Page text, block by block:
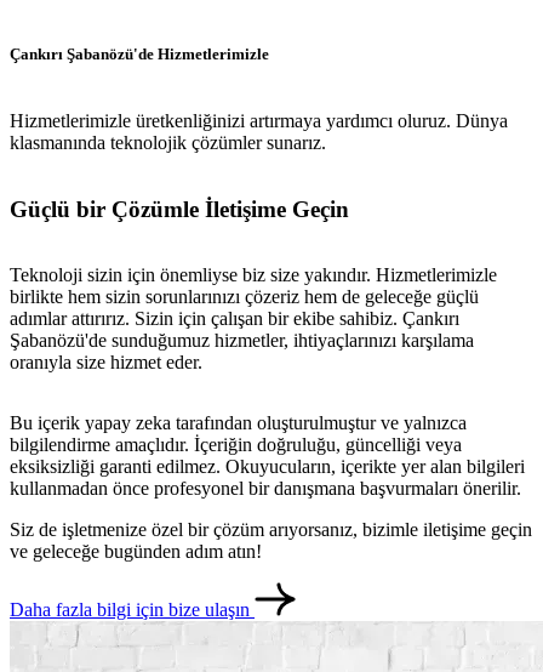
Çankırı Şabanözü'de Hizmetlerimizle
Hizmetlerimizle üretkenliğinizi artırmaya yardımcı oluruz. Dünya
klasmanında teknolojik çözümler sunarız.
Güçlü bir Çözümle İletişime Geçin
Teknoloji sizin için önemliyse biz size yakındır. Hizmetlerimizle
birlikte hem sizin sorunlarınızı çözeriz hem de geleceğe güçlü
adımlar attırırız. Sizin için çalışan bir ekibe sahibiz. Çankırı
Şabanözü'de sunduğumuz hizmetler, ihtiyaçlarınızı karşılama
oranıyla size hizmet eder.
Bu içerik yapay zeka tarafından oluşturulmuştur ve yalnızca
bilgilendirme amaçlıdır. İçeriğin doğruluğu, güncelliği veya
eksiksizliği garanti edilmez. Okuyucuların, içerikte yer alan bilgileri
kullanmadan önce profesyonel bir danışmana başvurmaları önerilir.
Siz de işletmenize özel bir çözüm arıyorsanız, bizimle iletişime geçin
ve geleceğe bugünden adım atın!
Daha fazla bilgi için bize ulaşın